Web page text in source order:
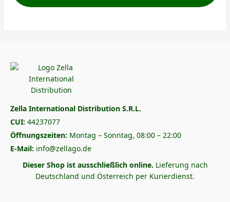
Zella International Distribution S.R.L.
CUI: 44237077
Öffnungszeiten: Montag – Sonntag, 08:00 – 22:00
E-Mail: info@zellago.de
Dieser Shop ist ausschließlich online. Lieferung nach
Deutschland und Österreich per Kurierdienst.